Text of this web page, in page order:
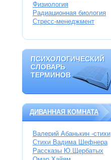
Физиология
Радиационная биология
Стресс-менеджмент
ПСИХОЛОГИЧЕСКИЙ
СЛОВАРЬ
ТЕРМИНОВ
ПСИХОЛОГИЧЕСКИЙ
СЛОВАРЬ
ТЕРМИНОВ
ДИВАННАЯ КОМНАТА
Валерий Абанькин -стихи
Стихи Вадима Шефнера
Рассказы Ю.Щербатых